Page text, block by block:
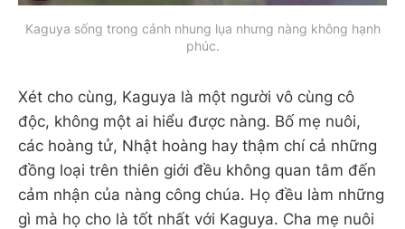
Kaguya sống trong cảnh nhung lụa nhưng nàng không hạnh
phúc.
Xét cho cùng, Kaguya là một người vô cùng cô
độc, không một ai hiểu được nàng. Bố mẹ nuôi,
các hoàng tử, Nhật hoàng hay thậm chí cả những
đồng loại trên thiên giới đều không quan tâm đến
cảm nhận của nàng công chúa. Họ đều làm những
gì mà họ cho là tốt nhất với Kaguya. Cha mẹ nuôi